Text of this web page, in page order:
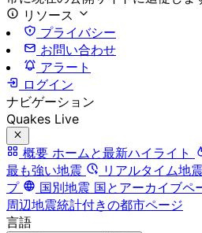
リソース
プライバシー
お問い合わせ
アラート
ログイン
ナビゲーション
Quakes Live
概要 ホームと最新ハイライト
最も強い地震
リアルタイム地震
プ
国別地震 国とアーカイブペ
周辺地震統計付きの都市ページ
言語